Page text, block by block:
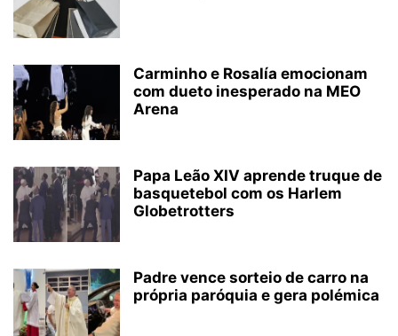
Carminho e Rosalía emocionam
com dueto inesperado na MEO
Arena
Papa Leão XIV aprende truque de
basquetebol com os Harlem
Globetrotters
Padre vence sorteio de carro na
própria paróquia e gera polémica